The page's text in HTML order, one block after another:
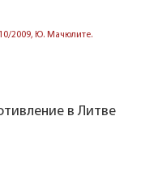
2009, Ю. Мачюлите.
в Литве